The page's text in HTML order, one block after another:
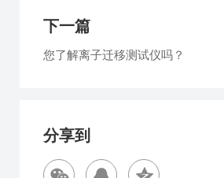
下一篇
您了解离子迁移测试仪吗？
分享到